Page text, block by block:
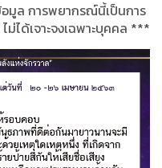
มูล การพยากรณ์นี้เป็นการ
ได้เจาะจงเฉพาะบุคคล ***